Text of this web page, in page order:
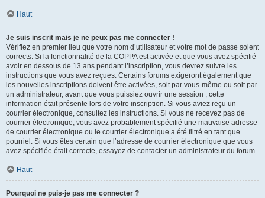
Haut
Je suis inscrit mais je ne peux pas me connecter !
Vérifiez en premier lieu que votre nom d’utilisateur et votre mot de passe soient
corrects. Si la fonctionnalité de la COPPA est activée et que vous avez spécifié
avoir en dessous de 13 ans pendant l’inscription, vous devrez suivre les
instructions que vous avez reçues. Certains forums exigeront également que
les nouvelles inscriptions doivent être activées, soit par vous-même ou soit par
un administrateur, avant que vous puissiez ouvrir une session ; cette
information était présente lors de votre inscription. Si vous aviez reçu un
courrier électronique, consultez les instructions. Si vous ne recevez pas de
courrier électronique, vous avez probablement spécifié une mauvaise adresse
de courrier électronique ou le courrier électronique a été filtré en tant que
pourriel. Si vous êtes certain que l’adresse de courrier électronique que vous
avez spécifiée était correcte, essayez de contacter un administrateur du forum.
Haut
Pourquoi ne puis-je pas me connecter ?